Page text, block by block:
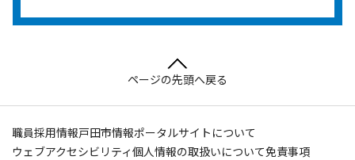
ページの先頭へ戻る
職員採用情報戸田市情報ポータルサイトについて
ウェブアクセシビリティ個人情報の取扱いについて免責事項